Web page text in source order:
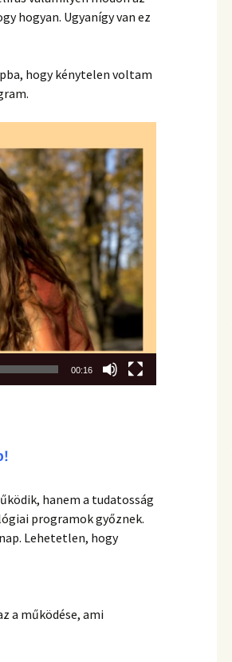
hogyan. Ugyanígy van ez
hogy kénytelen voltam
00:16
hanem a tudatosság
programok győznek.
Lehetetlen, hogy
a működése, ami